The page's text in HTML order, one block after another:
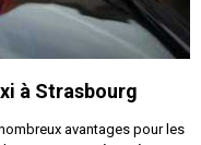
à Strasbourg
avantages pour les